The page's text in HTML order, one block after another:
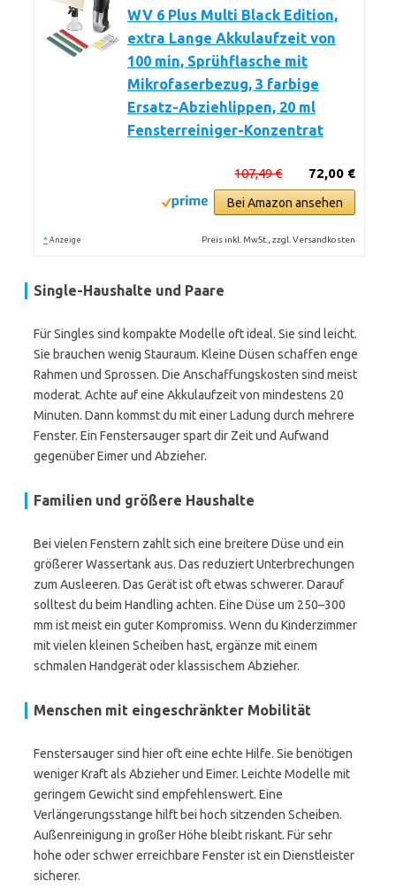
WV 6 Plus Multi Black Edition,
extra Lange Akkulaufzeit von
100 min, Sprühflasche mit
Mikrofaserbezug, 3 farbige
Ersatz-Abziehlippen, 20 ml
Fensterreiniger-Konzentrat
72,00 €
107,49 €
Bei Amazon ansehen
* Anzeige Preis inkl. MwSt., zzgl. Versandkosten
Single-Haushalte und Paare
Für Singles sind kompakte Modelle oft ideal. Sie sind leicht.
Sie brauchen wenig Stauraum. Kleine Düsen schaffen enge
Rahmen und Sprossen. Die Anschaffungskosten sind meist
moderat. Achte auf eine Akkulaufzeit von mindestens 20
Minuten. Dann kommst du mit einer Ladung durch mehrere
Fenster. Ein Fenstersauger spart dir Zeit und Aufwand
gegenüber Eimer und Abzieher.
Familien und größere Haushalte
Bei vielen Fenstern zahlt sich eine breitere Düse und ein
größerer Wassertank aus. Das reduziert Unterbrechungen
zum Ausleeren. Das Gerät ist oft etwas schwerer. Darauf
solltest du beim Handling achten. Eine Düse um 250–300
mm ist meist ein guter Kompromiss. Wenn du Kinderzimmer
mit vielen kleinen Scheiben hast, ergänze mit einem
schmalen Handgerät oder klassischem Abzieher.
Menschen mit eingeschränkter Mobilität
Fenstersauger sind hier oft eine echte Hilfe. Sie benötigen
weniger Kraft als Abzieher und Eimer. Leichte Modelle mit
geringem Gewicht sind empfehlenswert. Eine
Verlängerungsstange hilft bei hoch sitzenden Scheiben.
Außenreinigung in großer Höhe bleibt riskant. Für sehr
hohe oder schwer erreichbare Fenster ist ein Dienstleister
sicherer.